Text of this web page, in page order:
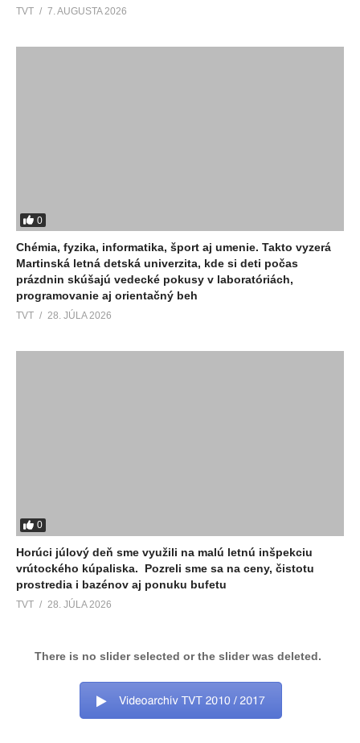
TVT 7. AUGUSTA 2026
0
Chémia, fyzika, informatika, šport aj umenie. Takto vyzerá
Martinská letná detská univerzita, kde si deti počas
prázdnin skúšajú vedecké pokusy v laboratóriách,
programovanie aj orientačný beh
TVT 28. JÚLA 2026
0
Horúci júlový deň sme využili na malú letnú inšpekciu
vrútockého kúpaliska. Pozreli sme sa na ceny, čistotu
prostredia i bazénov aj ponuku bufetu
TVT 28. JÚLA 2026
There is no slider selected or the slider was deleted.